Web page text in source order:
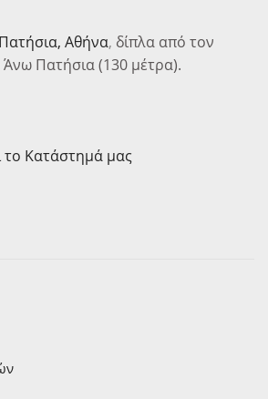
Αθήνα, δίπλα από τον
Πατήσια (130 μέτρα).
το Κατάστημά μας